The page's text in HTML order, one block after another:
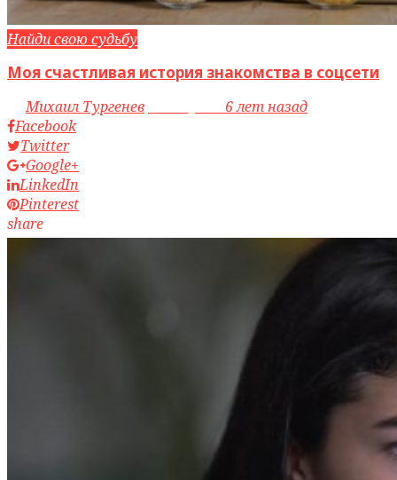
Найди свою судьбу
Моя счастливая история знакомства в соцсети
byМихаил Тургенев
6 лет назад
Facebook
Twitter
Google+
LinkedIn
Pinterest
share